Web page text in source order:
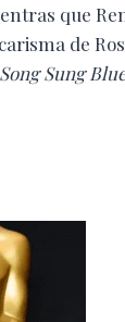
que
de
Song Sung